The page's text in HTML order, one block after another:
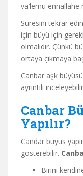
va’lemu ennallahe
Süresini tekrar
için büyü için
olmalıdır. Çünkü
ortaya çıkmaya
Canbar aşk büyüsü
ayrıntılı
Canbar
Yapılır?
Candar büyüs
gösterebilir.
Birini